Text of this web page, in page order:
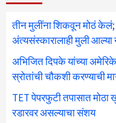
तीन मुलींना शिकवून मोठं
अंत्यसंस्कारालाही मुली आल्या
अभिजित दिपके यांच्या
स्रोतांची चौकशी करण्याची
TET पेपरफुटी तपासात मोठा
रडारवर असल्याचा संशय